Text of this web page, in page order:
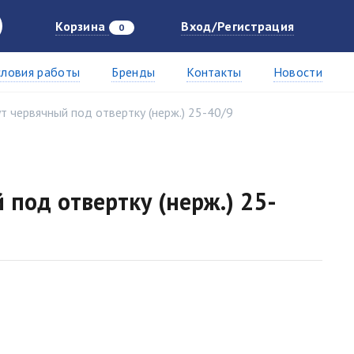
Корзина 0 Вход/Регистрация
работы Бренды Контакты Новости
червячный под отвертку (нерж.) 25-40/9
отвертку (нерж.) 25-